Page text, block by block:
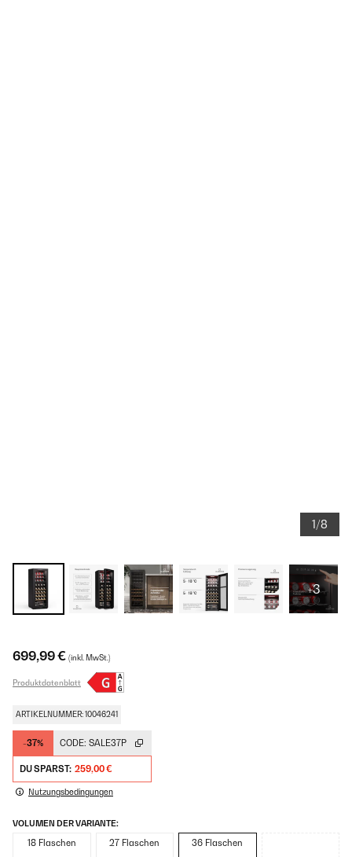
1/8
+3
699,99 € (inkl. MwSt.)
Produktdatenblatt
ARTIKELNUMMER: 10046241
-37% CODE: SALE37P
DU SPARST: 259,00 €
Nutzungsbedingungen
VOLUMEN DER VARIANTE:
18 Flaschen 27 Flaschen 36 Flaschen